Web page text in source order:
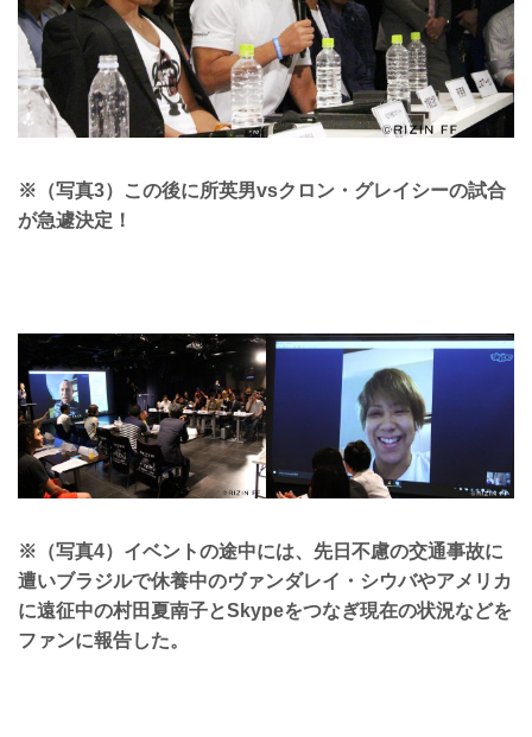
※（写真3）この後に所英男vsクロン・グレイシーの試合
が急遽決定！
※（写真4）イベントの途中には、先日不慮の交通事故に
遭いブラジルで休養中のヴァンダレイ・シウバやアメリカ
に遠征中の村田夏南子とSkypeをつなぎ現在の状況などを
ファンに報告した。